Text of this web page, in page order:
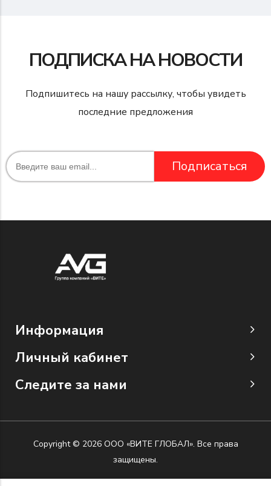
ПОДПИСКА НА НОВОСТИ
Подпишитесь на нашу рассылку, чтобы увидеть
последние предложения
Подписаться
Информация
Личный кабинет
Следите за нами
Copyright © 2026 ООО «ВИТЕ ГЛОБАЛ». Все права
защищены.